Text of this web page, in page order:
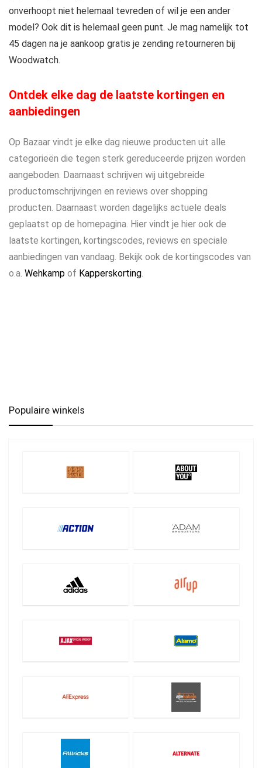
onverhoopt niet helemaal tevreden of wil je een ander
model? Ook dit is helemaal geen punt. Je mag namelijk tot
45 dagen na je aankoop gratis je zending retourneren bij
Woodwatch.
Ontdek elke dag de laatste kortingen en
aanbiedingen
Op Bazaar vindt je elke dag nieuwe producten uit alle
categorieën die tegen sterk gereduceerde prijzen worden
aangeboden. Daarnaast schrijven wij uitgebreide
productomschrijvingen en reviews over shopping
producten. Daarnaast worden dagelijks actuele deals
geplaatst op de homepagina. Hier vindt je hier ook de
laatste kortingen, kortingscodes, reviews en speciale
aanbiedingen van vandaag. Bekijk ook de kortingscodes van
o.a. Wehkamp of Kapperskorting.
Populaire winkels